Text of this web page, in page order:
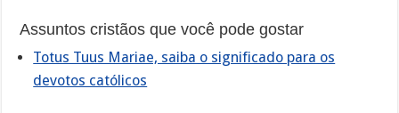
Assuntos cristãos que você pode gostar
Totus Tuus Mariae, saiba o significado para os
devotos católicos